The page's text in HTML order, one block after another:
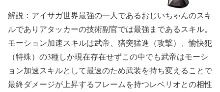
解説：アイサガ世界最強の一人であるおじいちゃんのスキ
ルでありアタッカーの技術副官では最強まであるスキル。
モーション加速スキルは武帝、猪突猛進（攻撃）、愉快犯
（特殊）の3種しか現在存在せずこの中でも武帝はモーシ
ョン加速スキルとして最速のため武装を持ち変えることで
最終ダメージが上昇するフレームを持つレベリオとの相性